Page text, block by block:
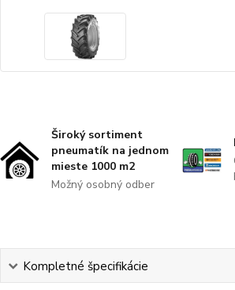
Široký sortiment
pneumatík na jednom
mieste 1000 m2
Možný osobný odber
Kompletné špecifikácie